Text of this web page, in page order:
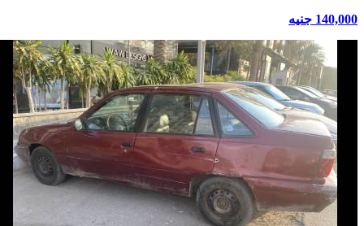
140,000 جنيه